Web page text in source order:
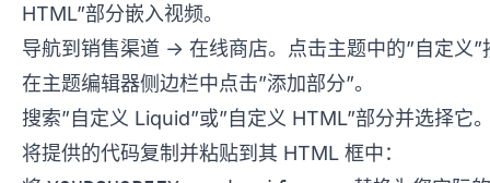
HTML”部分嵌入视频。
导航到销售渠道 -> 在线商店。点击主题中的”自定义”
在主题编辑器侧边栏中点击”添加部分”。
搜索”自定义 Liquid”或”自定义 HTML”部分并选择它
将提供的代码复制并粘贴到其 HTML 框中：